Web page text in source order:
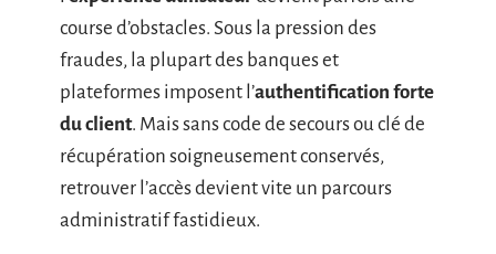
course d’obstacles. Sous la pression des
fraudes, la plupart des banques et
plateformes imposent l’authentification forte
du client. Mais sans code de secours ou clé de
récupération soigneusement conservés,
retrouver l’accès devient vite un parcours
administratif fastidieux.